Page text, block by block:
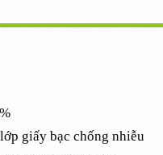
giấy bạc chống nhiễu